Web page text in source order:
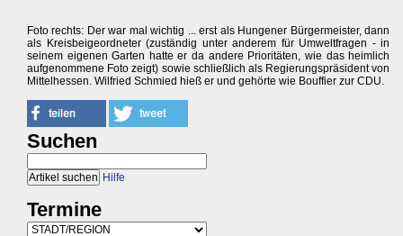
Foto rechts: Der war mal wichtig ... erst als Hungener Bürgermeister, dann
als Kreisbeigeordneter (zuständig unter anderem für Umweltfragen - in
seinem eigenen Garten hatte er da andere Prioritäten, wie das heimlich
aufgenommene Foto zeigt) sowie schließlich als Regierungspräsident von
Mittelhessen. Wilfried Schmied hieß er und gehörte wie Bouffier zur CDU.
Suchen
Hilfe
Termine